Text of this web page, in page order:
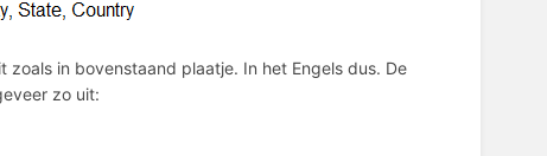
in bovenstaand plaatje. In het Engels dus. De
zo uit: